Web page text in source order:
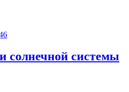
солнечной системы